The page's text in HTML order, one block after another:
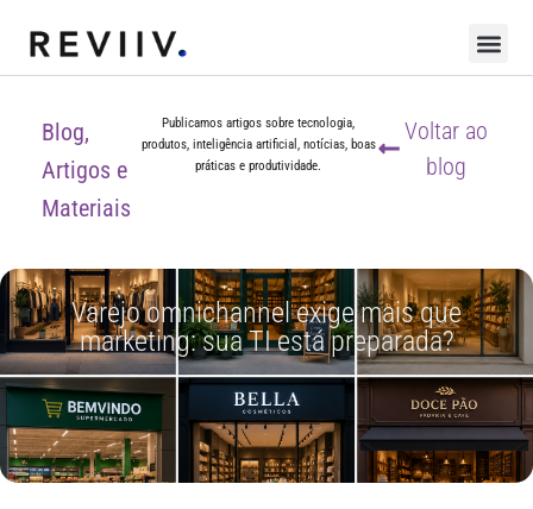
Blog,
Artigos e
Materiais
Publicamos artigos sobre tecnologia,
produtos, inteligência artificial, notícias, boas
práticas e produtividade.
Voltar ao
blog
Varejo omnichannel exige mais que
marketing: sua TI está preparada?